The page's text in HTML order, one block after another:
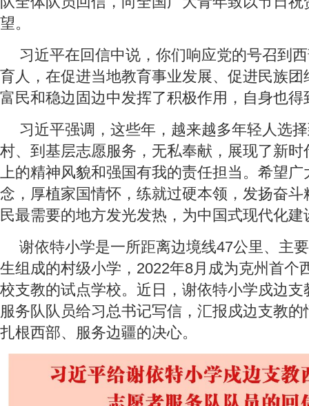
望。
习近平在回信中说，你们响应党的号召到
育人，在促进当地教育事业发展、促进民族
富民和稳边固边中发挥了积极作用，自身也得
习近平强调，这些年，越来越多年轻人选
村、到基层志愿服务，无私奉献，展现了新
上的精神风貌和强国有我的责任担当。希望
念，厚植家国情怀，练就过硬本领，发扬奋
民最需要的地方发光发热，为中国式现代化
谢依特小学是一所距离边境线47公里、主
生组成的村级小学，2022年8月成为克州首个
校支教的试点学校。近日，谢依特小学戍边
服务队队员给习总书记写信，汇报戍边支教
扎根西部、服务边疆的决心。